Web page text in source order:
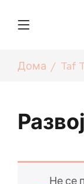
Дома Taf
Не се